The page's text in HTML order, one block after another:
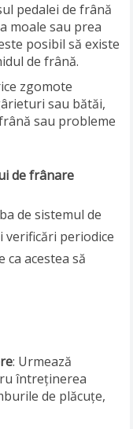
pedalei de frână
moale sau prea
posibil să existe
de frână.
zgomote
sau bătăi,
sau probleme
de frânare
de sistemul de
verificări periodice
ca acestea să
: Urmează
întreținerea
de plăcuțe,